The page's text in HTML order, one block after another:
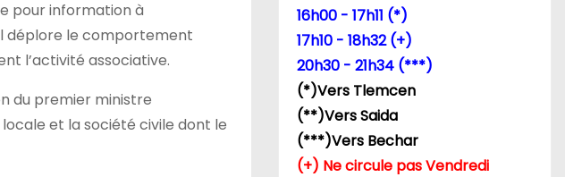
pour information à
déplore le comportement
l’activité associative.
du premier ministre
et la société civile dont le
16h00 - 17h11 (*)
17h10 - 18h32 (+)
20h30 - 21h34 (***)
(*)Vers Tlemcen
(**)Vers Saida
(***)Vers Bechar
(+) Ne circule pas Vendredi